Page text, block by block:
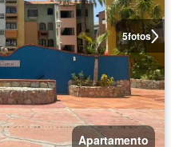
5fotos
Apartamento